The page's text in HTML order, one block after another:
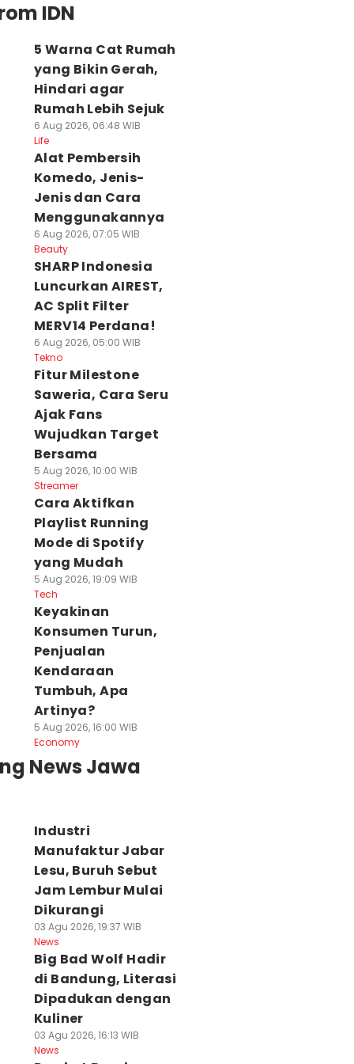
IDN
5 Warna Cat Rumah
yang Bikin Gerah,
Hindari agar
Rumah Lebih Sejuk
6 Aug 2026, 06:48 WIB
Life
Alat Pembersih
Komedo, Jenis-
Jenis dan Cara
Menggunakannya
6 Aug 2026, 07:05 WIB
Beauty
SHARP Indonesia
Luncurkan AIREST,
AC Split Filter
MERV14 Perdana!
6 Aug 2026, 05:00 WIB
Tekno
Fitur Milestone
Saweria, Cara Seru
Ajak Fans
Wujudkan Target
Bersama
5 Aug 2026, 10:00 WIB
Streamer
Cara Aktifkan
Playlist Running
Mode di Spotify
yang Mudah
5 Aug 2026, 19:09 WIB
Tech
Keyakinan
Konsumen Turun,
Penjualan
Kendaraan
Tumbuh, Apa
Artinya?
5 Aug 2026, 16:00 WIB
Economy
News Jawa
Industri
Manufaktur Jabar
Lesu, Buruh Sebut
Jam Lembur Mulai
Dikurangi
03 Agu 2026, 19:37 WIB
News
Big Bad Wolf Hadir
di Bandung, Literasi
Dipadukan dengan
Kuliner
03 Agu 2026, 16:13 WIB
News